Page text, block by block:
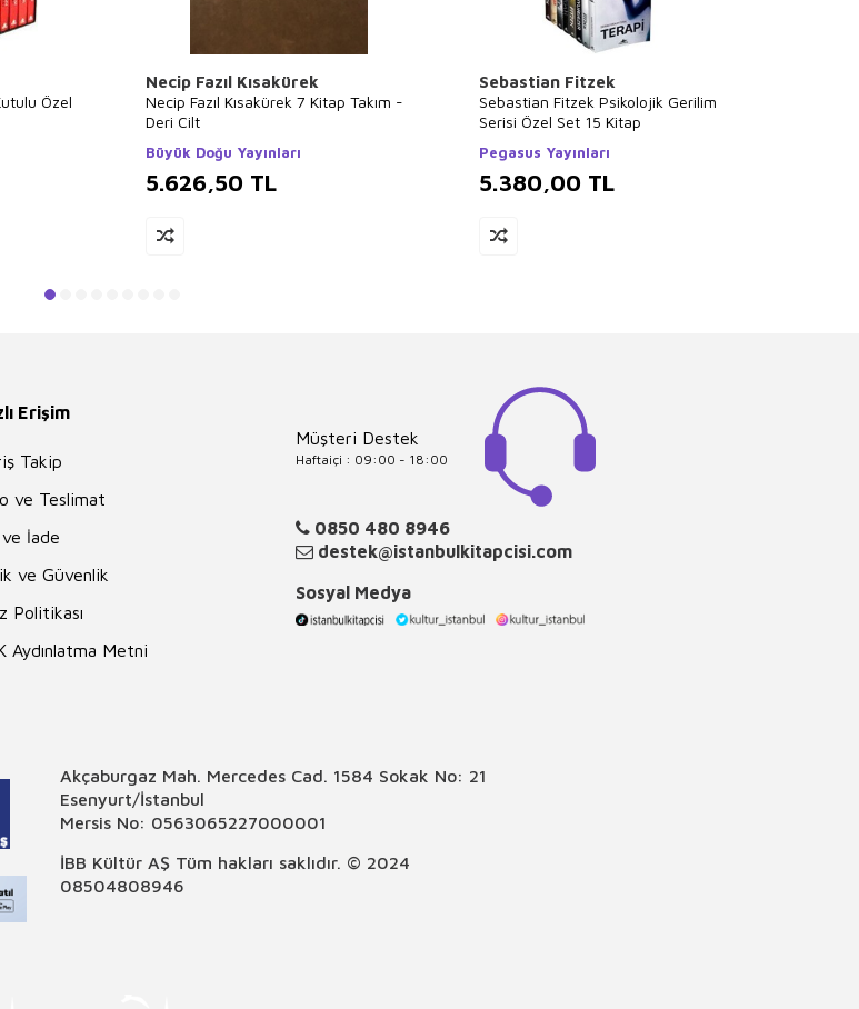
Özel
Necip Fazıl Kısakürek
Necip Fazıl Kısakürek 7 Kitap Takım -
Deri Cilt
Büyük Doğu Yayınları
5.626,50 TL
Sebastian Fitzek
Sebastian Fitzek Psikolojik Gerilim
Serisi Özel Set 15 Kitap
Pegasus Yayınları
5.380,00 TL
Erişim
Takip
ve Teslimat
İade
ve Güvenlik
Politikası
Aydınlatma Metni
Müşteri Destek
Haftaiçi : 09:00 - 18:00
0850 480 8946
destek@istanbulkitapcisi.com
Sosyal Medya
Akçaburgaz Mah. Mercedes Cad. 1584 Sokak No: 21
Esenyurt/İstanbul
Mersis No: 0563065227000001
İBB Kültür AŞ Tüm hakları saklıdır. © 2024
08504808946